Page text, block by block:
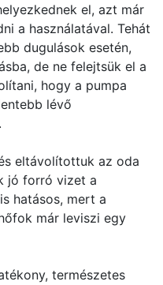
el, azt már
a használatával. Tehát
dugulások esetén,
de ne felejtsük el a
hogy a pumpa
lévő
eltávolítottuk az oda
jó forró vizet a
hatásos, mert a
már leviszi egy
természetes